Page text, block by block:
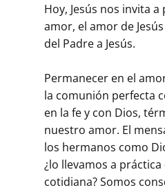
Hoy, Jesús nos invita
amor, el amor de
del Padre a Jesús.
Permanecer en el
la comunión perfecta
en la fe y con Dios,
nuestro amor. El
los hermanos como
¿lo llevamos a
cotidiana? Somos